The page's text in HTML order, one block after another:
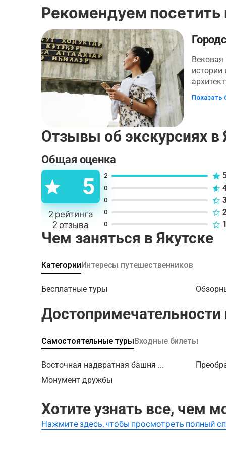
Рекомендуем посетить
Вековая
мы вам
Якутска
базар и
многие
веков.
годов, и
где и
нами!
Показать
Отзывы об экскурсиях в
Общая оценка
5
2рейтинга
2 отзыва
2
0
0
0
0 1
Чем заняться в Якутске
КатегорииИнтересы путешественников
Бесплатные туры
Достопримечательности
Самостоятельные турыВходные билеты
Восточная надвратная башня ...
Монумент дружбы
Хотите узнать все, чем
Нажмите здесь, чтобы просмотреть полный